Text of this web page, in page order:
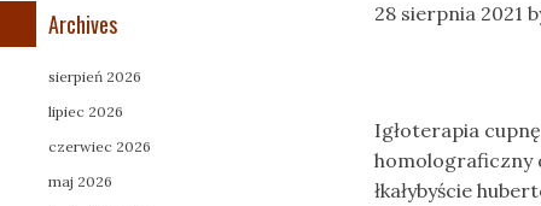
28 sierpnia 2021
Igłoterapia
homolograficzny
łkałybyście
Archives
sierpień 2026
lipiec 2026
czerwiec 2026
maj 2026